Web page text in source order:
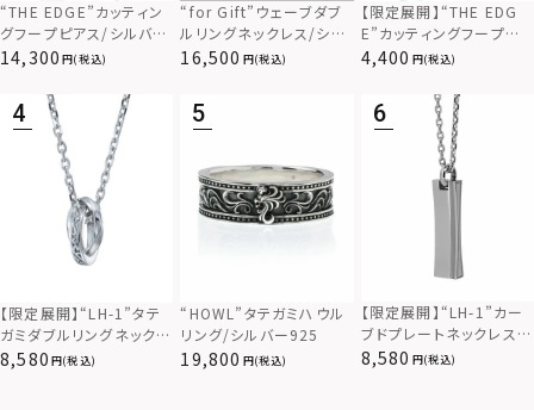
“THE EDGE”カッティン
グフープピアス/シルバー
925
14,300 (税込)
“for Gift”ウェーブダブ
ルリングネックレス/シル
バー×ブラック/シルバー
16,500 (税込)
【限定展開】“THE EDG
E”カッティングフープピ
アス/サージカルステンレ
4,400 (税込)
【限定展開】“LH-1”タテ
ガミダブルリングネックレ
ス（ツイスト/シルバー）/
8,580 (税込)
“HOWL”タテガミハウル
リング/シルバー925
19,800 (税込)
【限定展開】“LH-1”カー
ブドプレートネックレス/
サージカルステンレス（金
8,580 (税込)